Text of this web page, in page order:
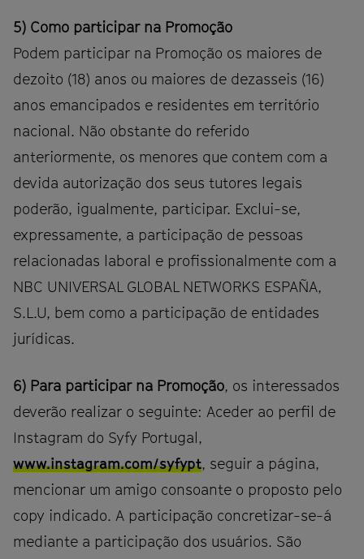
5) Como participar na Promoção
Podem participar na Promoção os maiores de
dezoito (18) anos ou maiores de dezasseis (16)
anos emancipados e residentes em território
nacional. Não obstante do referido
anteriormente, os menores que contem com a
devida autorização dos seus tutores legais
poderão, igualmente, participar. Exclui-se,
expressamente, a participação de pessoas
relacionadas laboral e profissionalmente com a
NBC UNIVERSAL GLOBAL NETWORKS ESPAÑA,
S.L.U, bem como a participação de entidades
jurídicas.
6) Para participar na Promoção, os interessados
deverão realizar o seguinte: Aceder ao perfil de
Instagram do Syfy Portugal,
www.instagram.com/syfypt, seguir a página,
mencionar um amigo consoante o proposto pelo
copy indicado. A participação concretizar-se-á
mediante a participação dos usuários. São